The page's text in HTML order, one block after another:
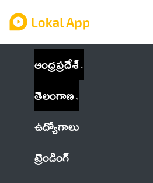
ఆంధ్రప్రదేశ్
తెలంగాణ
ఉద్యోగాలు
ట్రెండింగ్